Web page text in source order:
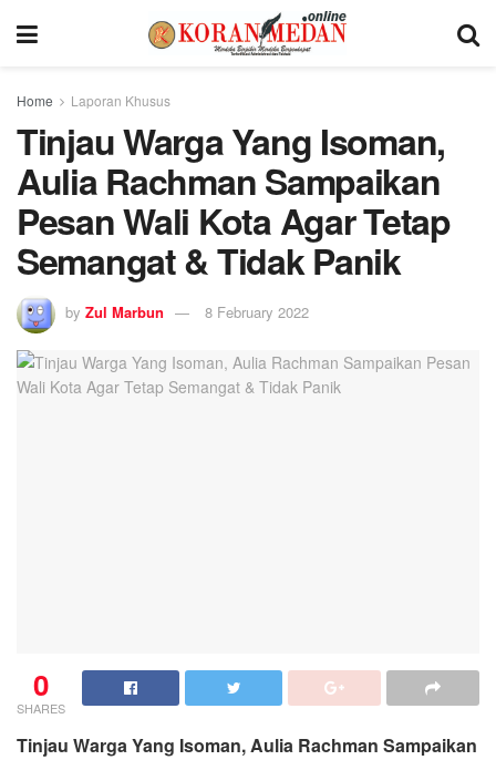
Home Laporan Khusus
Tinjau Warga Yang Isoman,
Aulia Rachman Sampaikan
Pesan Wali Kota Agar Tetap
Semangat & Tidak Panik
by Zul Marbun 8 February 2022
0
SHARES
Tinjau Warga Yang Isoman, Aulia Rachman Sampaikan